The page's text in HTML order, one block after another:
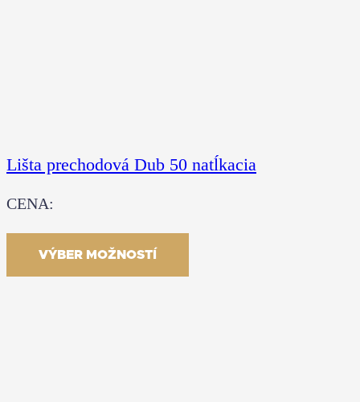
Lišta prechodová Dub 50 natĺkacia
CENA:
13.41€–40.23€
VÝBER MOŽNOSTÍ